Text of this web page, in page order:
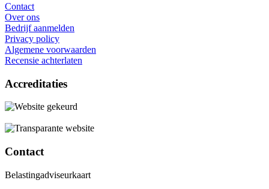
Contact
Over ons
Bedrijf aanmelden
Privacy policy
Algemene voorwaarden
Recensie achterlaten
Accreditaties
Contact
Belastingadviseurkaart